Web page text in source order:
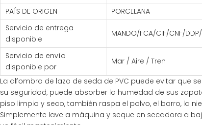
PAÍS DE ORIGEN
PORCELANA
Servicio de entrega
disponible
MANDO/FCA/CIF/CNF/
Servicio de envío
disponible por
Mar / Aire / Tren
La alfombra de lazo de seda de PVC puede evitar que
su seguridad, puede absorber la humedad de sus
piso limpio y seco, también raspa el polvo, el barro, la
Simplemente lave a máquina y seque en secadora a